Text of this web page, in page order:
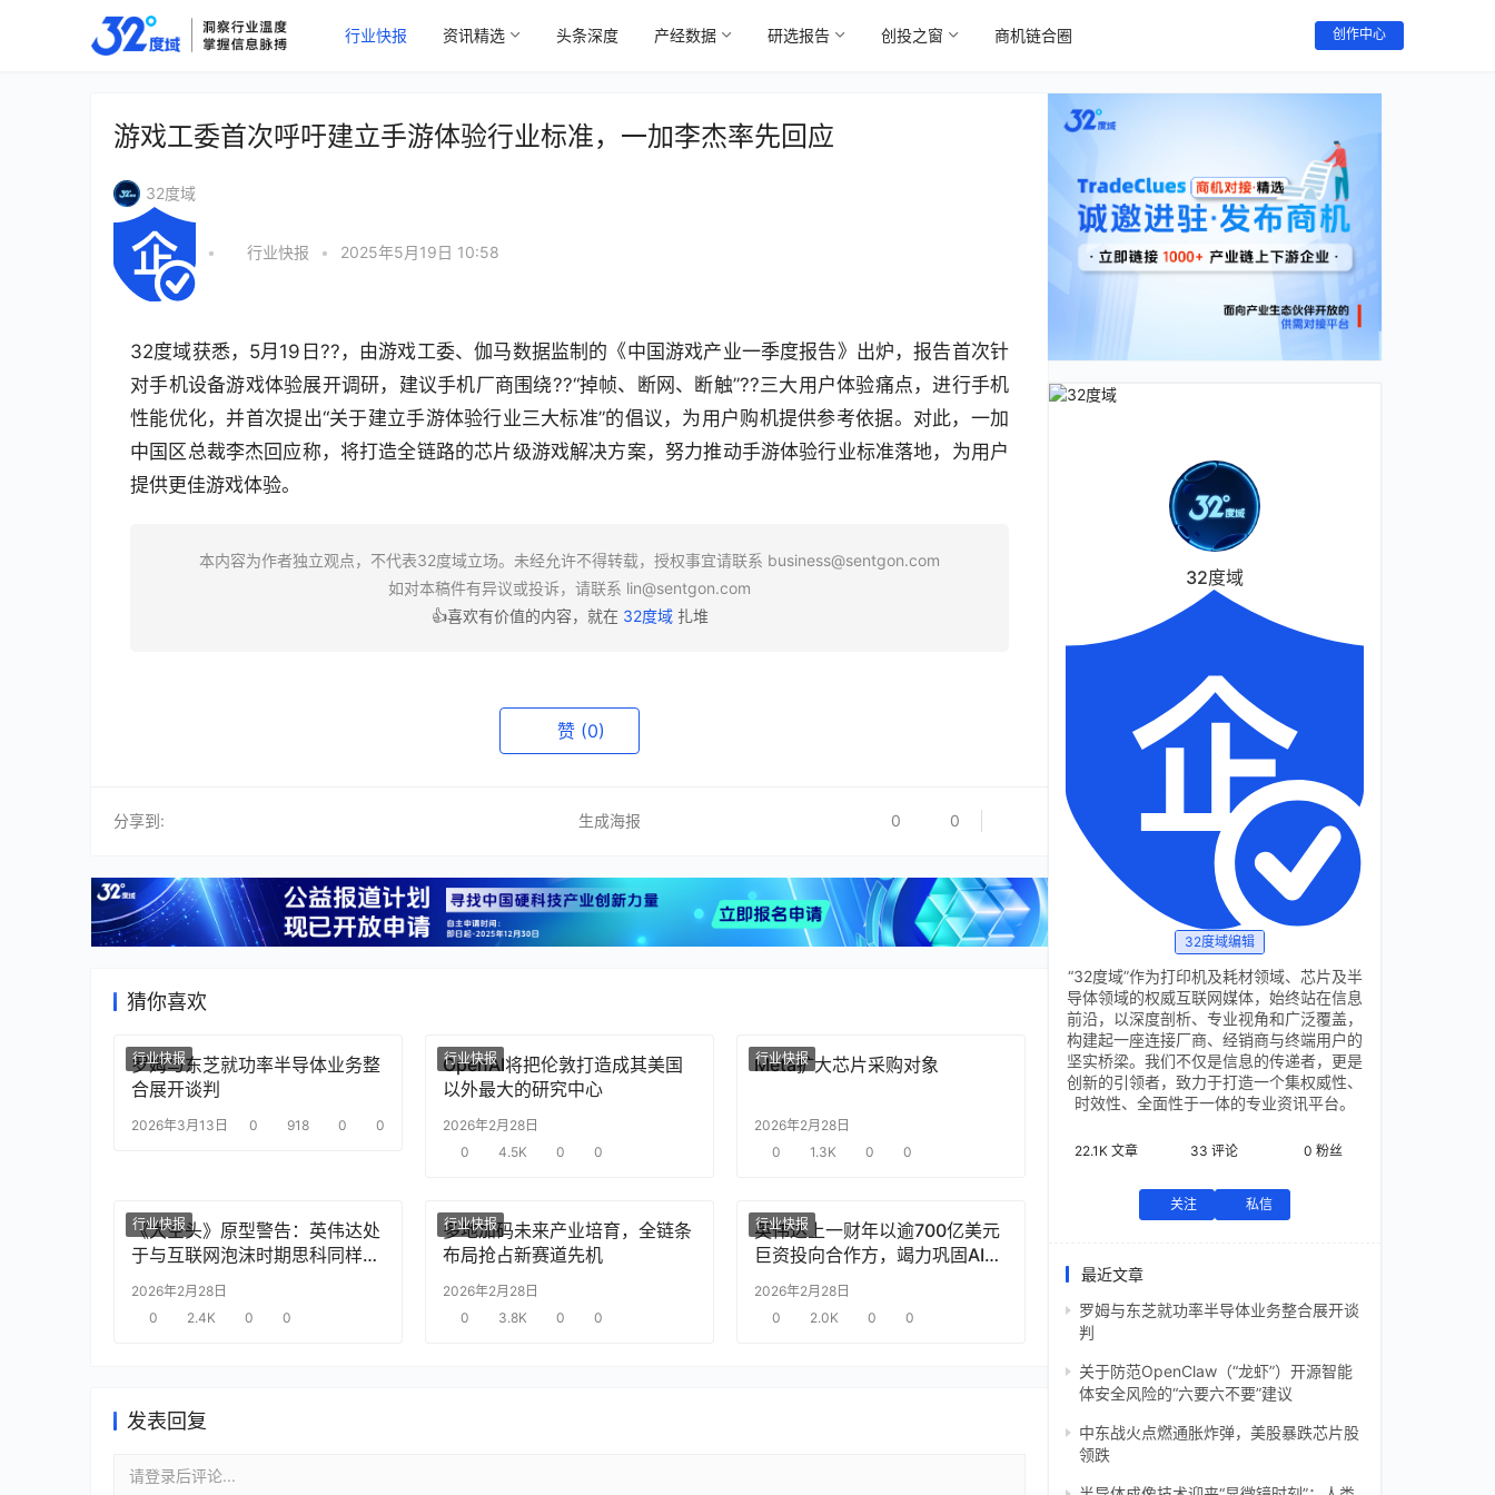
行业快报 资讯精选 头条深度 产经数据 研选报告 创投之窗 商机链合圈 创作中心
游戏工委首次呼吁建立手游体验行业标准，一加李杰率先回应
32度域
• 行业快报 • 2025年5月19日 10:58
32度域获悉，5月19日??，由游戏工委、伽马数据监制的《中国游戏产业一季度报告》出炉，报告首次针
对手机设备游戏体验展开调研，建议手机厂商围绕??“掉帧、断网、断触”??三大用户体验痛点，进行手机
性能优化，并首次提出“关于建立手游体验行业三大标准”的倡议，为用户购机提供参考依据。对此，一加
中国区总裁李杰回应称，将打造全链路的芯片级游戏解决方案，努力推动手游体验行业标准落地，为用户
提供更佳游戏体验。
本内容为作者独立观点，不代表32度域立场。未经允许不得转载，授权事宜请联系 business@sentgon.com
如对本稿件有异议或投诉，请联系 lin@sentgon.com
👍喜欢有价值的内容，就在 32度域扎堆
赞 (0)
分享到: 生成海报 0 0
猜你喜欢
行业快报
罗姆与东芝就功率半导体业务整
合展开谈判
2026年3月13日 0 918 0 0
行业快报
OpenAI将把伦敦打造成其美国
以外最大的研究中心
2026年2月28日
0
4.5K 0 0
行业快报
Meta扩大芯片采购对象
2026年2月28日
0
1.3K 0 0
行业快报
《大空头》原型警告：英伟达处
于与互联网泡沫时期思科同样的
“危险境地”
2026年2月28日
0
2.4K 0 0
行业快报
多地加码未来产业培育，全链条
布局抢占新赛道先机
2026年2月28日
0
3.8K 0 0
行业快报
英伟达上一财年以逾700亿美元
巨资投向合作方，竭力巩固AI芯
片需求
2026年2月28日
0
2.0K 0 0
发表回复
请登录后评论...
32度域
32度域编辑
“32度域”作为打印机及耗材领域、芯片及半
导体领域的权威互联网媒体，始终站在信息
前沿，以深度剖析、专业视角和广泛覆盖，
构建起一座连接厂商、经销商与终端用户的
坚实桥梁。我们不仅是信息的传递者，更是
创新的引领者，致力于打造一个集权威性、
时效性、全面性于一体的专业资讯平台。
22.1K 文章 33 评论 0 粉丝
关注 私信
最近文章
罗姆与东芝就功率半导体业务整合展开谈
判
关于防范OpenClaw（“龙虾”）开源智能
体安全风险的“六要六不要”建议
中东战火点燃通胀炸弹，美股暴跌芯片股
领跌